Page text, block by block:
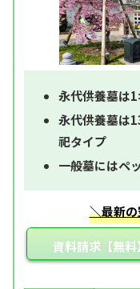
永代供養墓は
永代供養墓は
祀タイプ
一般墓にはペ
＼最新
資料請求【無料】